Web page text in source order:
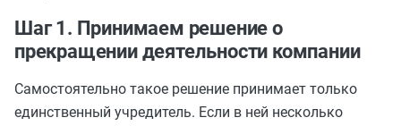
Шаг 1. Принимаем решение о
прекращении деятельности компании
Самостоятельно такое решение принимает только
единственный учредитель. Если в ней несколько